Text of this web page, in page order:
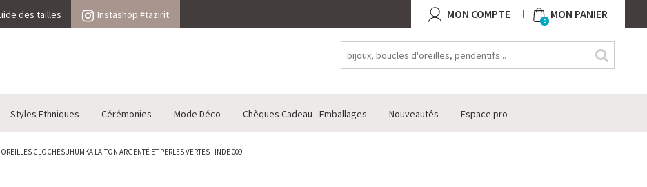
des tailles Instashop #tazirit MON COMPTE 0 MON PANIER
Styles Ethniques Cérémonies Mode Déco Chèques Cadeau - Emballages Nouveautés Espace pro
CLOCHES JHUMKA LAITON ARGENTÉ ET PERLES VERTES - INDE 009